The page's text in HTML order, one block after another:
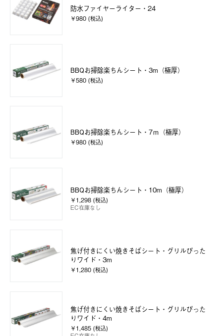
防水ファイヤーライター・24
￥980 (税込)
BBQお掃除楽ちんシート・3m（極厚）
￥580 (税込)
BBQお掃除楽ちんシート・7ｍ（極厚）
￥980 (税込)
BBQお掃除楽ちんシート・10m（極厚）
￥1,298 (税込)
EC在庫なし
焦げ付きにくい焼きそばシート・グリルぴった
りワイド・3m
￥1,280 (税込)
焦げ付きにくい焼きそばシート・グリルぴった
りワイド・4m
￥1,485 (税込)